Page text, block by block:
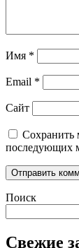
Имя *
Email *
Сайт
Сохранить
последующих
Поиск
Свежие